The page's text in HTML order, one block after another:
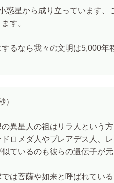
惑星から成り立っています、
ます。
るなら我々の文明は5,000年
）
異星人の祖はリラ人という
ロメダ人やプレアデス人、
ているのも彼らの遺伝子が元
では菩薩や如来と呼ばれてい